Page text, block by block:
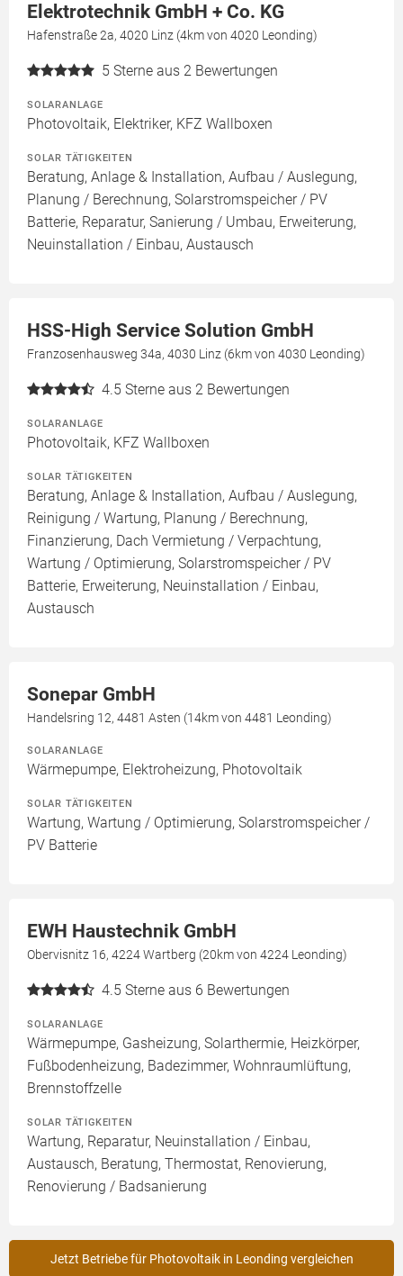
Elektrotechnik GmbH + Co. KG
Hafenstraße 2a, 4020 Linz (4km von 4020 Leonding)
5 Sterne aus 2 Bewertungen
SOLARANLAGE
Photovoltaik, Elektriker, KFZ Wallboxen
SOLAR TÄTIGKEITEN
Beratung, Anlage & Installation, Aufbau / Auslegung,
Planung / Berechnung, Solarstromspeicher / PV
Batterie, Reparatur, Sanierung / Umbau, Erweiterung,
Neuinstallation / Einbau, Austausch
HSS-High Service Solution GmbH
Franzosenhausweg 34a, 4030 Linz (6km von 4030 Leonding)
4.5 Sterne aus 2 Bewertungen
SOLARANLAGE
Photovoltaik, KFZ Wallboxen
SOLAR TÄTIGKEITEN
Beratung, Anlage & Installation, Aufbau / Auslegung,
Reinigung / Wartung, Planung / Berechnung,
Finanzierung, Dach Vermietung / Verpachtung,
Wartung / Optimierung, Solarstromspeicher / PV
Batterie, Erweiterung, Neuinstallation / Einbau,
Austausch
Sonepar GmbH
Handelsring 12, 4481 Asten (14km von 4481 Leonding)
SOLARANLAGE
Wärmepumpe, Elektroheizung, Photovoltaik
SOLAR TÄTIGKEITEN
Wartung, Wartung / Optimierung, Solarstromspeicher /
PV Batterie
EWH Haustechnik GmbH
Obervisnitz 16, 4224 Wartberg (20km von 4224 Leonding)
4.5 Sterne aus 6 Bewertungen
SOLARANLAGE
Wärmepumpe, Gasheizung, Solarthermie, Heizkörper,
Fußbodenheizung, Badezimmer, Wohnraumlüftung,
Brennstoffzelle
SOLAR TÄTIGKEITEN
Wartung, Reparatur, Neuinstallation / Einbau,
Austausch, Beratung, Thermostat, Renovierung,
Renovierung / Badsanierung
Jetzt Betriebe für Photovoltaik in Leonding vergleichen